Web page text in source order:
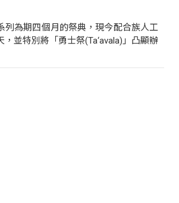
列為期四個月的祭典，現今配合族人工
，並特別將「勇士祭(Ta‘avala)」凸顯辦